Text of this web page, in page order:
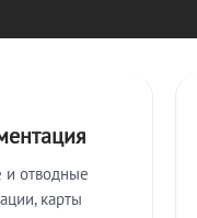
и отводные
карты